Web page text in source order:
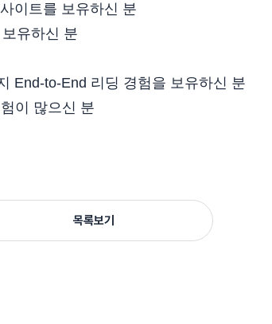
이트를 보유하신 분
유하신 분
End-to-End 리딩 경험을 보유하신 분
이 많으신 분
목록보기